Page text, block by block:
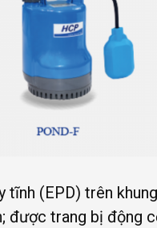
tĩnh (EPD) trên
trang bị động